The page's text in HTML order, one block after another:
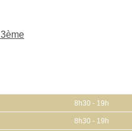
8h30 - 19h
8h30 - 19h